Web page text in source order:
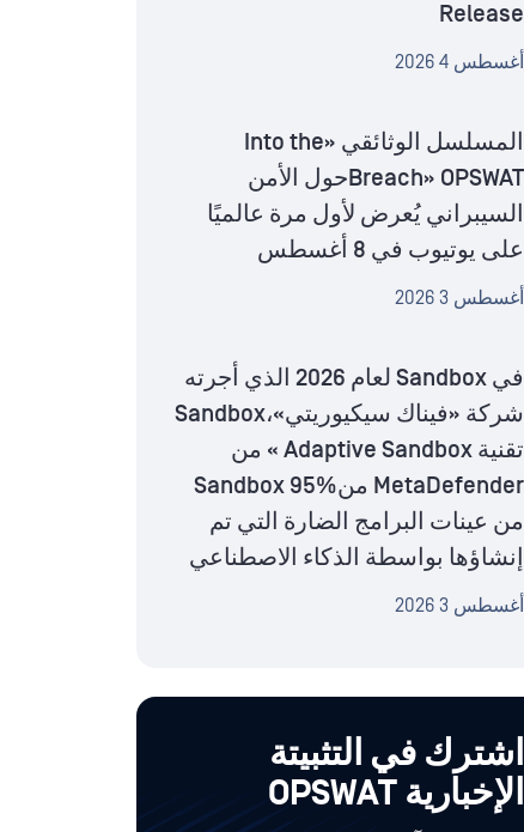
Release
أغسطس 4 2026
المسلسل الوثائقي «Into the
Breach» OPSWATحول الأمن
السيبراني يُعرض لأول مرة عالميًا
على يوتيوب في 8 أغسطس
أغسطس 3 2026
في Sandbox لعام 2026 الذي أجرته
شركة «فيناك سيكيوريتي»،Sandbox
تقنية Adaptive Sandbox » من
MetaDefender منSandbox 95%
من عينات البرامج الضارة التي تم
إنشاؤها بواسطة الذكاء الاصطناعي
أغسطس 3 2026
اشترك في التثبيتة
الإخبارية OPSWAT